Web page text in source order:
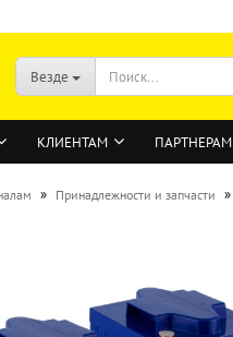
Везде
КЛИЕНТАМ ПАРТНЕРАМ
» Принадлежности и запчасти »